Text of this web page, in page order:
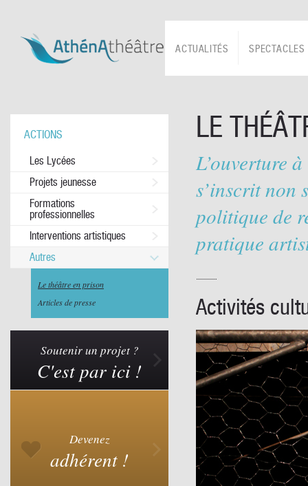
SPECTACLES
ACTUALITÉS
ACTIONS
Les Lycées
Projets jeunesse
Formations
professionnelles
Interventions artistiques
Autres
Le théâtre en prison
Articles de presse
Soutenir un projet ?
C'est par ici !
Devenez
adhérent !
LE
L’ouverture
s’inscrit non
politique de
pratique
Activités